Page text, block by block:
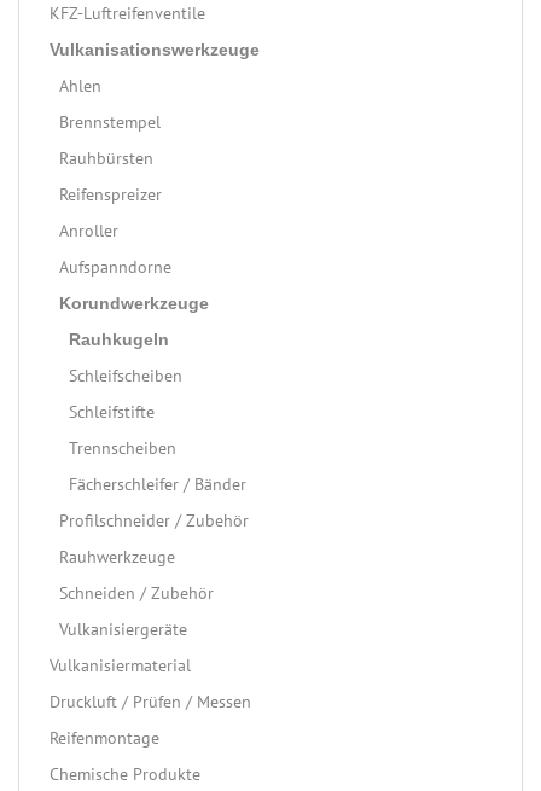
KFZ-Luftreifenventile
Vulkanisationswerkzeuge
Ahlen
Brennstempel
Rauhbürsten
Reifenspreizer
Anroller
Aufspanndorne
Korundwerkzeuge
Rauhkugeln
Schleifscheiben
Schleifstifte
Trennscheiben
Fächerschleifer / Bänder
Profilschneider / Zubehör
Rauhwerkzeuge
Schneiden / Zubehör
Vulkanisiergeräte
Vulkanisiermaterial
Druckluft / Prüfen / Messen
Reifenmontage
Chemische Produkte